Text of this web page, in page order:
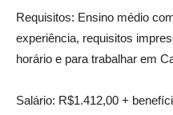
Requisitos: Ensino médio
experiência, requisitos
horário e para trabalhar em
Salário: R$1.412,00 +